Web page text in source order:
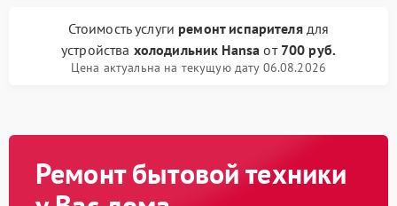
Стоимость услуги ремонт испарителядля
устройства холодильник Hansa от 700 руб.
Цена актуальна на текущую дату 06.08.2026
Ремонт бытовой техники